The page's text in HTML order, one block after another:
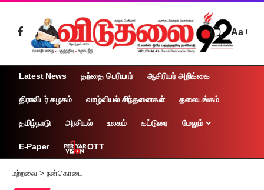
Aa
Latest News தந்தை பெரியார் ஆசிரியர் அறிக்கை
திராவிடர் கழகம் வாழ்வியல் சிந்தனைகள் தலையங்கம்
தமிழ்நாடு அரசியல் உலகம் கட்டுரை மேலும்
E-Paper OTT
மற்றவை > நன்கொடை